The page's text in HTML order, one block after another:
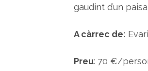
gaudint d’un
A càrrec de:
Preu: 70 €/